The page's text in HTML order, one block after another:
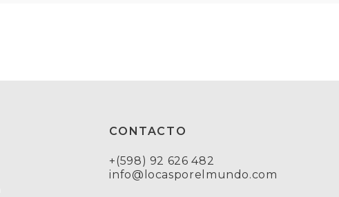
CONTACTO
+(598) 92 626 482
info@locasporelmundo.com